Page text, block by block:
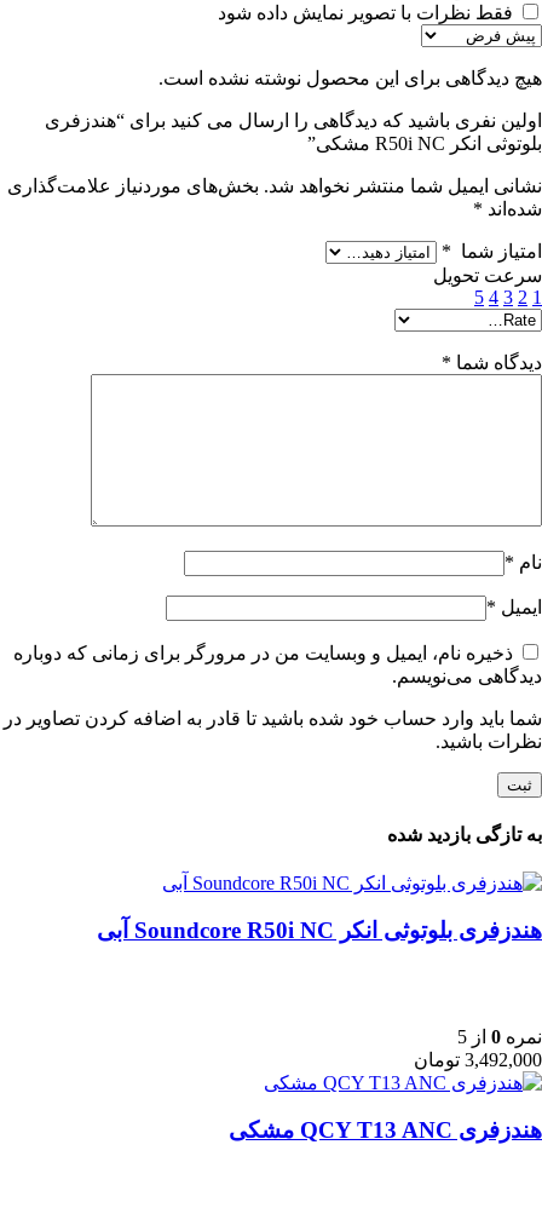
فقط نظرات با تصویر نمایش داده شود
هیچ دیدگاهی برای این محصول نوشته نشده است.
اولین نفری باشید که دیدگاهی را ارسال می کنید برای “هندزفری
بلوتوثی انکر R50i NC مشکی”
نشانی ایمیل شما منتشر نخواهد شد. بخش‌های موردنیاز علامت‌گذاری
شده‌اند *
امتیاز شما *
سرعت تحویل
1
2
3
4
5
دیدگاه شما *
نام *
ایمیل *
ذخیره نام، ایمیل و وبسایت من در مرورگر برای زمانی که دوباره
دیدگاهی می‌نویسم.
شما باید وارد حساب خود شده باشید تا قادر به اضافه کردن تصاویر در
نظرات باشید.
به تازگی بازدید شده
هندزفری بلوتوثی انکر Soundcore R50i NC آبی
نمره 0 از 5
3,492,000 تومان
هندزفری QCY T13 ANC مشکی